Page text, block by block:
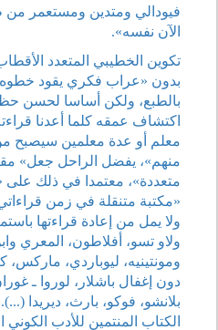
فيودالي ومتدين ومستعمر
الآن نفسه».
تكوين الخطيبي المتعدد
بدون «عراب فكري يقود
بالطبع، ولكن أساسا لحسن
اكتشاف عمقه كلما أعدنا
معلم أو عدة معلمين سيصبح
منهم»، يفضل الراحل جعل»
متعددة»، معتمدا في ذلك
«مكتبة متنقلة في زمن
ولا يمل من إعادة قراءتها
ولاو تسو، أفلاطون، المعري
ومونتينيه، ليوباردي، ماركس،
دون إغفال باشلار، لوروا ـ
بلانشو، فوكو، بارث، ديريدا
الكتاب المنتمين للأدب الكوني